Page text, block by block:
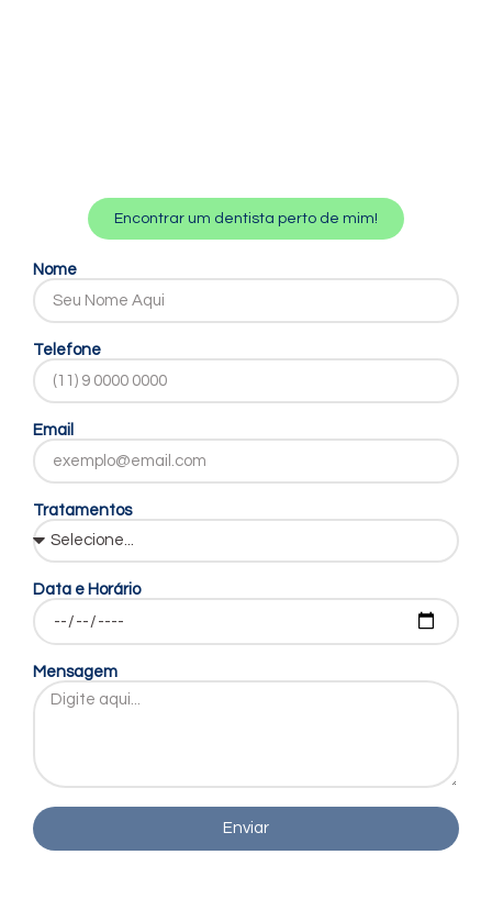
Encontrar um dentista perto de mim!
Nome
Telefone
Email
Tratamentos
Data e Horário
Mensagem
Enviar